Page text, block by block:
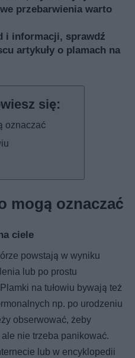
przebarwienia warto
i informacji, sprawdź
artykuły o plamach na
oznaczać
mogą oznaczać
ciele
powstają w wyniku
lub po prostu
na tułowiu bywają też
np. po urodzeniu
obserwować, żeby
nie trzeba panikować.
lub w encyklopedii